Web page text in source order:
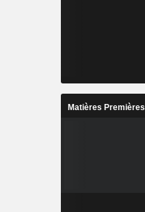
Matières Premières